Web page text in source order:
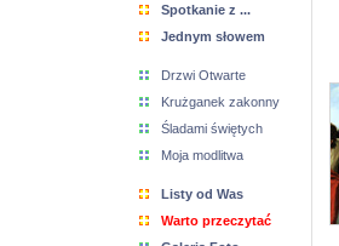
Spotkanie z ...
Jednym słowem
Drzwi Otwarte
Krużganek zakonny
Śladami świętych
Moja modlitwa
Listy od Was
Warto przeczytać